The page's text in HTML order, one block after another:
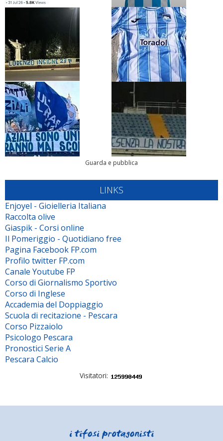
Guarda e pubblica
LINKS
Enjoyel - Gioielleria Italiana
Raccolta olive
Giaspik - Corsi online
Il Pomeriggio - Quotidiano free
Pagina Facebook FP.com
Profilo twitter FP.com
Canale Youtube FP
Corso di Giornalismo Sportivo
Corso di Inglese
Accademia del Doppiaggio
Scuola di recitazione - Pescara
Corso Pizzaiolo
Psicologo Pescara
Pronostici Serie A
Pescara Calcio
Visitatori: